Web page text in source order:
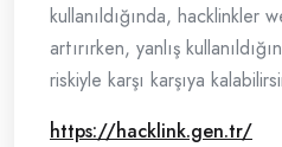
kullanıldığında, hacklinkler
artırırken, yanlış
riskiyle karşı karşıya
https://hacklink.gen.tr/